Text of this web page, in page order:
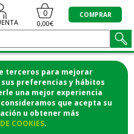
terceros para mejorar
preferencias y hábitos
una mejor experiencia
que acepta su
u obtener más
COOKIES.
0
0,00€
COMPRAR
CASA Y RECOGE
a casa